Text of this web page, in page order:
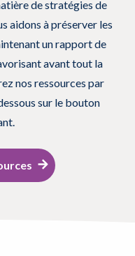
de stratégies de
aidons à préserver les
un rapport de
avant tout la
nos ressources par
sur le bouton